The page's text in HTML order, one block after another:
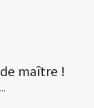
maître !